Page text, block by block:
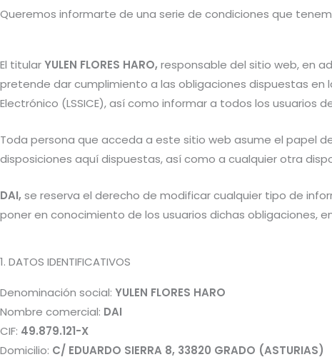
Queremos informarte de una serie de condiciones que
El titularYULEN FLORES HARO, responsable del sitio web, en
pretende dar cumplimiento a las obligaciones dispuestas en
Electrónico (LSSICE), así como informar a todos los usuarios
Toda persona que acceda a este sitio web asume el papel
disposiciones aquí dispuestas, así como a cualquier otra
DAI, se reserva el derecho de modificar cualquier tipo de
poner en conocimiento de los usuarios dichas obligaciones,
1. DATOS IDENTIFICATIVOS
Denominación social: YULEN FLORES HARO
Nombre comercial: DAI
CIF: 49.879.121-X
Domicilio: C/ EDUARDO SIERRA 8, 33820 GRADO (ASTURIAS)